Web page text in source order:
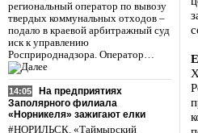
региональный оператор по вывозу
твердых коммунальных отходов –
подало в краевой арбитражный суд
иск к управлению
Росприроднадзора. Оператор…
14:05
На предприятиях
Заполярного филиала
«Норникеля» зажигают елки
#НОРИЛЬСК. «Таймырский